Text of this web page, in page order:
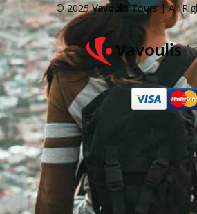
© 2025VavoulisTours | All